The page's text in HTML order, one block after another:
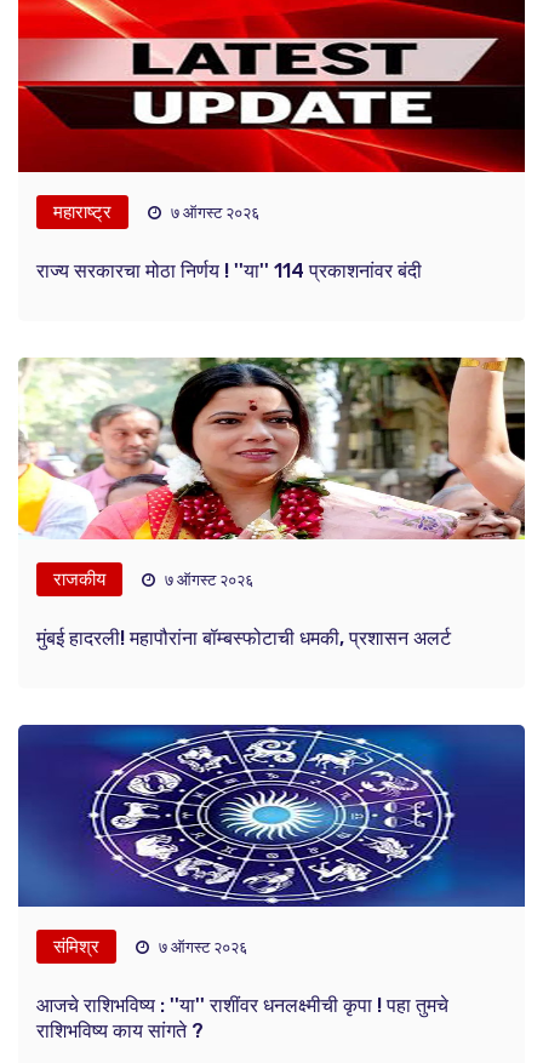
महाराष्ट्र ७ ऑगस्ट २०२६
राज्य सरकारचा मोठा निर्णय ! ''या'' 114 प्रकाशनांवर बंदी
राजकीय ७ ऑगस्ट २०२६
मुंबई हादरली! महापौरांना बॉम्बस्फोटाची धमकी, प्रशासन अलर्ट
संमिश्र ७ ऑगस्ट २०२६
आजचे राशिभविष्य : ''या'' राशींवर धनलक्ष्मीची कृपा ! पहा तुमचे
राशिभविष्य काय सांगते ?